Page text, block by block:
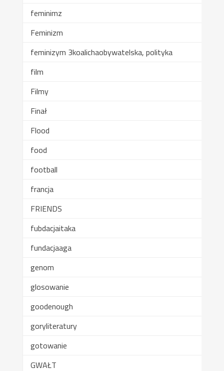
feminimz
Feminizm
feminizym 3koalichaobywatelska, polityka
film
Filmy
Finał
Flood
food
football
francja
FRIENDS
fubdacjaitaka
fundacjaaga
genom
glosowanie
goodenough
goryliteratury
gotowanie
GWAŁT